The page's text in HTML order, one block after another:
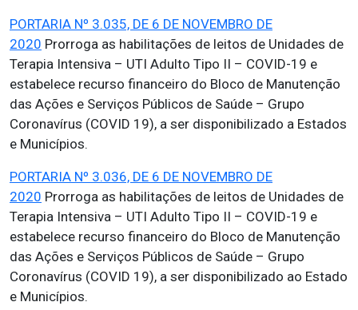
PORTARIA Nº 3.035, DE 6 DE NOVEMBRO DE
2020 Prorroga as habilitações de leitos de Unidades de
Terapia Intensiva – UTI Adulto Tipo II – COVID-19 e
estabelece recurso financeiro do Bloco de Manutenção
das Ações e Serviços Públicos de Saúde – Grupo
Coronavírus (COVID 19), a ser disponibilizado a Estados
e Municípios.
PORTARIA Nº 3.036, DE 6 DE NOVEMBRO DE
2020 Prorroga as habilitações de leitos de Unidades de
Terapia Intensiva – UTI Adulto Tipo II – COVID-19 e
estabelece recurso financeiro do Bloco de Manutenção
das Ações e Serviços Públicos de Saúde – Grupo
Coronavírus (COVID 19), a ser disponibilizado ao Estado
e Municípios.